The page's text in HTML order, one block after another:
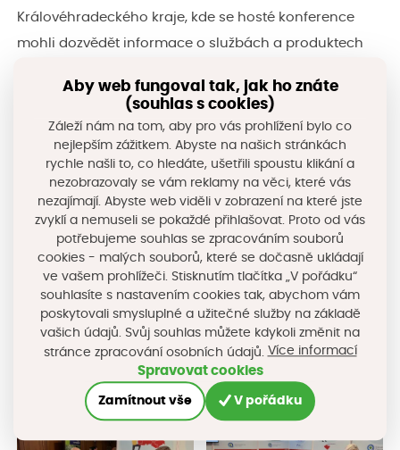
Královéhradeckého kraje, kde se hosté konference
mohli dozvědět informace o službách a produktech
předvedli pracovníci Královéhradeckého kraje a CIRI.
Na pondělním galavečeru slavnostně vyhlášeny
výsledky celostátního kola Zlatého erbu. Loni v
kategorii nejinovativnější elektronická služba zvítězil
Datový portál Královéhradeckého kraje Data KHK.
Fotogalerie
Aby web fungoval tak, jak ho znáte
(souhlas s cookies)
Záleží nám na tom, aby pro vás prohlížení bylo co
nejlepším zážitkem. Abyste na našich stránkách
rychle našli to, co hledáte, ušetřili spoustu klikání a
nezobrazovaly se vám reklamy na věci, které vás
nezajímají. Abyste web viděli v zobrazení na které jste
zvyklí a nemuseli se pokaždé přihlašovat. Proto od vás
potřebujeme souhlas se zpracováním souborů
cookies - malých souborů, které se dočasně ukládají
ve vašem prohlížeči. Stisknutím tlačítka „V pořádku“
souhlasíte s nastavením cookies tak, abychom vám
poskytovali smysluplné a užitečné služby na základě
vašich údajů. Svůj souhlas můžete kdykoli změnit na
stránce zpracování osobních údajů. Více informací
Spravovat cookies
Zamítnout vše V pořádku